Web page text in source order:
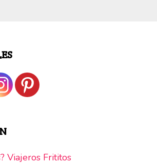
Viajeros Frititos